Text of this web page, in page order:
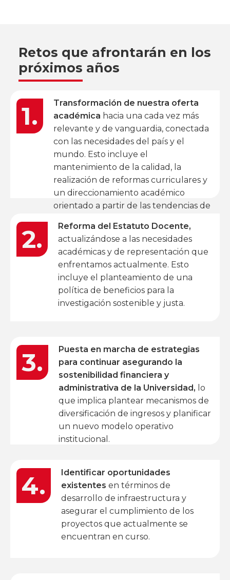
Retos que afrontarán en los
próximos años
1.
Transformación de nuestra oferta
académica hacia una cada vez más
relevante y de vanguardia, conectada
con las necesidades del país y el
mundo. Esto incluye el
mantenimiento de la calidad, la
realización de reformas curriculares y
un direccionamiento académico
orientado a partir de las tendencias de
2.
Reforma del Estatuto Docente,
actualizándose a las necesidades
académicas y de representación que
enfrentamos actualmente. Esto
incluye el planteamiento de una
política de beneficios para la
investigación sostenible y justa.
3.
Puesta en marcha de estrategias
para continuar asegurando la
sostenibilidad financiera y
administrativa de la Universidad, lo
que implica plantear mecanismos de
diversificación de ingresos y planificar
un nuevo modelo operativo
institucional.
4.
Identificar oportunidades
existentesen términos de
desarrollo de infraestructura y
asegurar el cumplimiento de los
proyectos que actualmente se
encuentran en curso.